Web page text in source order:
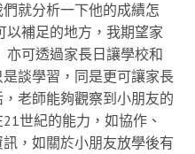
就分析一下他的成績怎
以補足的地方，我期望家
亦可透過家長日讓學校和
談學習，同是更可讓家長
老師能夠觀察到小朋友的
世紀的能力，如協作、
，如關於小朋友放學後有